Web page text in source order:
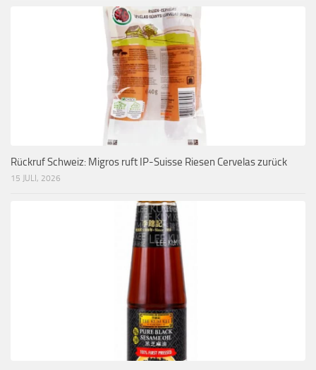
Rückruf Schweiz: Migros ruft IP-Suisse Riesen Cervelas zurück
15 JULI, 2026